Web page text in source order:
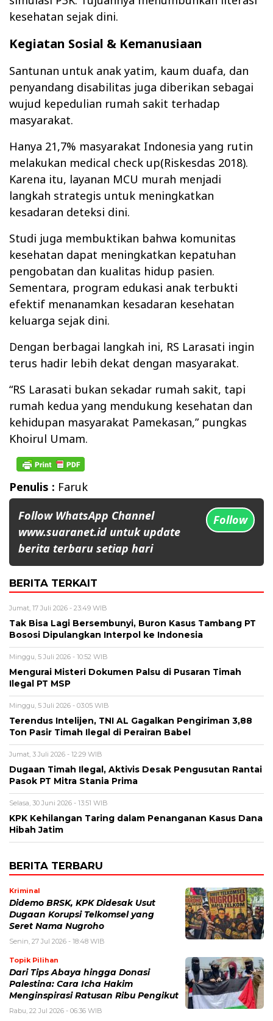
kesehatan sejak dini.
Kegiatan Sosial & Kemanusiaan
Santunan untuk anak yatim, kaum duafa, dan
penyandang disabilitas juga diberikan sebagai
wujud kepedulian rumah sakit terhadap
masyarakat.
Hanya 21,7% masyarakat Indonesia yang rutin
melakukan medical check up(Riskesdas 2018).
Karena itu, layanan MCU murah menjadi
langkah strategis untuk meningkatkan
kesadaran deteksi dini.
Studi juga membuktikan bahwa komunitas
kesehatan dapat meningkatkan kepatuhan
pengobatan dan kualitas hidup pasien.
Sementara, program edukasi anak terbukti
efektif menanamkan kesadaran kesehatan
keluarga sejak dini.
Dengan berbagai langkah ini, RS Larasati ingin
terus hadir lebih dekat dengan masyarakat.
“RS Larasati bukan sekadar rumah sakit, tapi
rumah kedua yang mendukung kesehatan dan
kehidupan masyarakat Pamekasan,” pungkas
Khoirul Umam.
Penulis : Faruk
Follow WhatsApp Channel
www.suaranet.id untuk update
berita terbaru setiap hari
Follow
BERITA TERKAIT
Jumat, 17 Juli 2026 - 23:49 WIB
Tak Bisa Lagi Bersembunyi, Buron Kasus Tambang PT
Bososi Dipulangkan Interpol ke Indonesia
Minggu, 5 Juli 2026 - 10:52 WIB
Mengurai Misteri Dokumen Palsu di Pusaran Timah
Ilegal PT MSP
Minggu, 5 Juli 2026 - 03:05 WIB
Terendus Intelijen, TNI AL Gagalkan Pengiriman 3,88
Ton Pasir Timah Ilegal di Perairan Babel
Jumat, 3 Juli 2026 - 12:29 WIB
Dugaan Timah Ilegal, Aktivis Desak Pengusutan Rantai
Pasok PT Mitra Stania Prima
Selasa, 30 Juni 2026 - 13:51 WIB
KPK Kehilangan Taring dalam Penanganan Kasus Dana
Hibah Jatim
BERITA TERBARU
Kriminal
Didemo BRSK, KPK Didesak Usut
Dugaan Korupsi Telkomsel yang
Seret Nama Nugroho
Senin, 27 Jul 2026 - 18:48 WIB
Topik Pilihan
Dari Tips Abaya hingga Donasi
Palestina: Cara Icha Hakim
Menginspirasi Ratusan Ribu Pengikut
Rabu, 22 Jul 2026 - 06:36 WIB